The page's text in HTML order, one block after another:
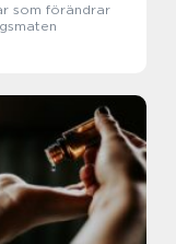
som förändrar